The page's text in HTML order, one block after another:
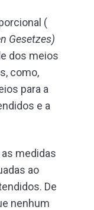
(
Gesetzes)
dos meios
como,
para a
e a
medidas
ao
De
nenhum